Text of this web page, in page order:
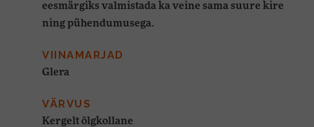
eesmärgiks valmistada ka veine sama suure kire
ning pühendumusega.
VIINAMARJAD
Glera
VÄRVUS
Kergelt õlgkollane